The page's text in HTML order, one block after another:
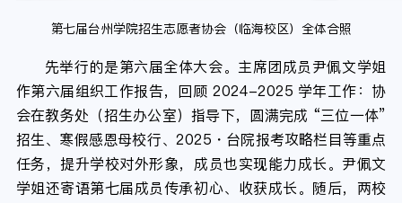
第七届台州学院招生志愿者协会（临海校区）全体合照
先举行的是第六届全体大会。主席团成员尹佩文学姐
作第六届组织工作报告，回顾 2024-2025 学年工作：协
会在教务处（招生办公室）指导下，圆满完成 “三位一体”
招生、寒假感恩母校行、2025・台院报考攻略栏目等重点
任务，提升学校对外形象，成员也实现能力成长。尹佩文
学姐还寄语第七届成员传承初心、收获成长。随后，两校